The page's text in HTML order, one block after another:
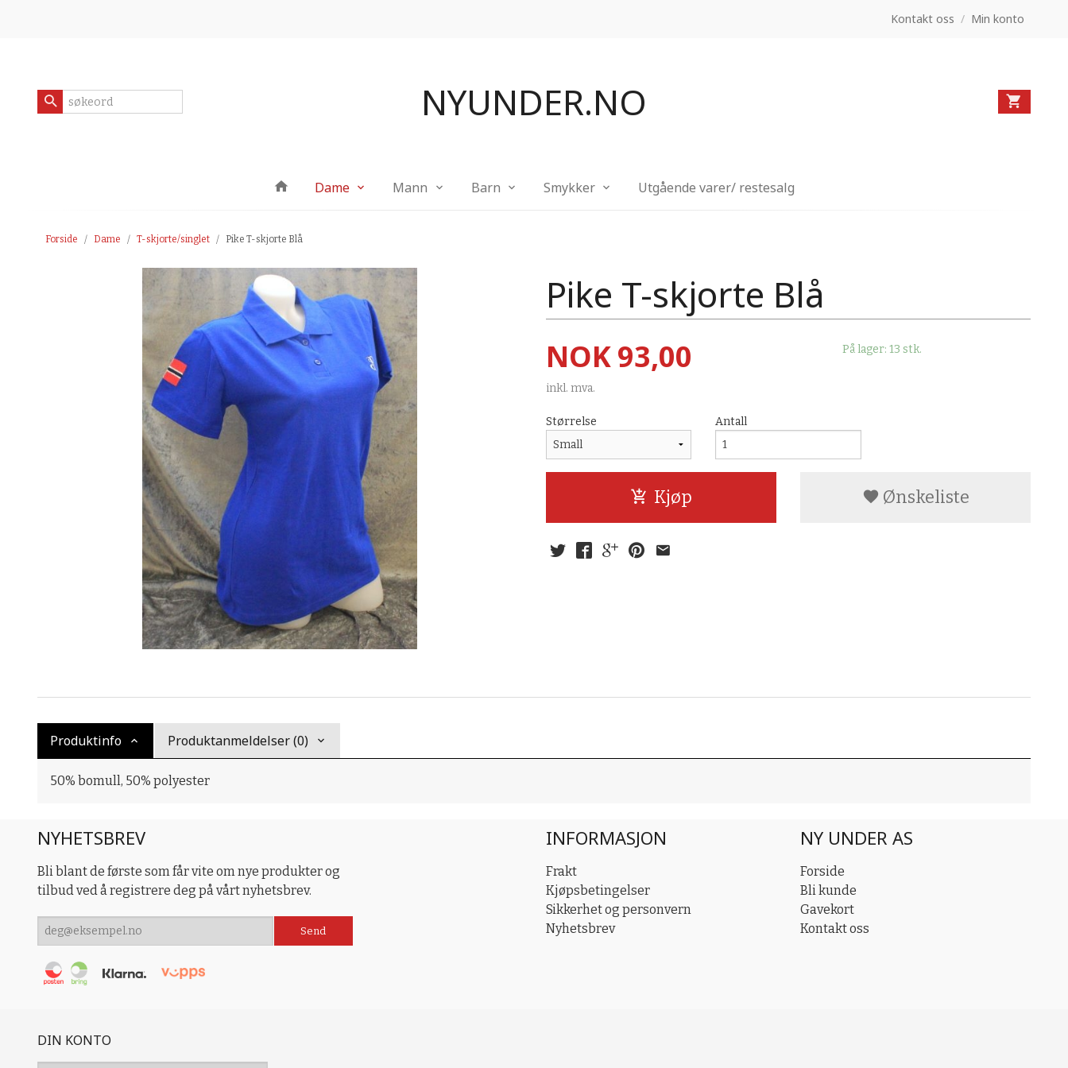
Kontakt oss / Min konto
NYUNDER.NO
Dame Mann Barn Smykker Utgående varer/ restesalg
Forside Dame T-skjorte/singlet Pike T-skjorte Blå
Pike T-skjorte Blå
Pris
NOK93,00
inkl. mva.
På lager: 13 stk.
Størrelse Antall
Kjøp Ønskeliste
Produktinfo Produktanmeldelser (0)
50% bomull, 50% polyester
NYHETSBREV
Bli blant de første som får vite om nye produkter og
tilbud ved å registrere deg på vårt nyhetsbrev.
INFORMASJON
Frakt
Kjøpsbetingelser
Sikkerhet og personvern
Nyhetsbrev
NY UNDER AS
Forside
Bli kunde
Gavekort
Kontakt oss
DIN KONTO